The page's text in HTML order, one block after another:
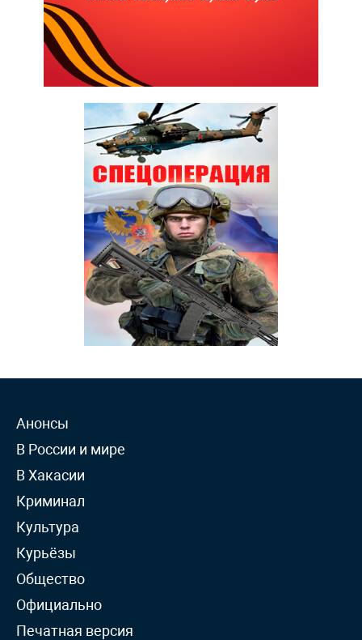
Анонсы
В России и мире
В Хакасии
Криминал
Культура
Курьёзы
Общество
Официально
Печатная версия